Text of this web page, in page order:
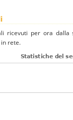
ricevuti per ora
rete.